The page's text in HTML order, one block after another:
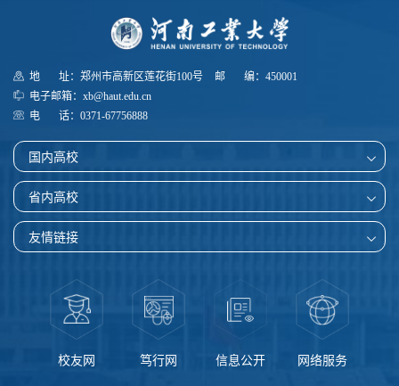
地 址：郑州市高新区莲花街100号
邮 编：450001
电子邮箱：xb@haut.edu.cn
电 话：0371-67756888
国内高校
省内高校
友情链接
校友网 笃行网 信息公开 网络服务